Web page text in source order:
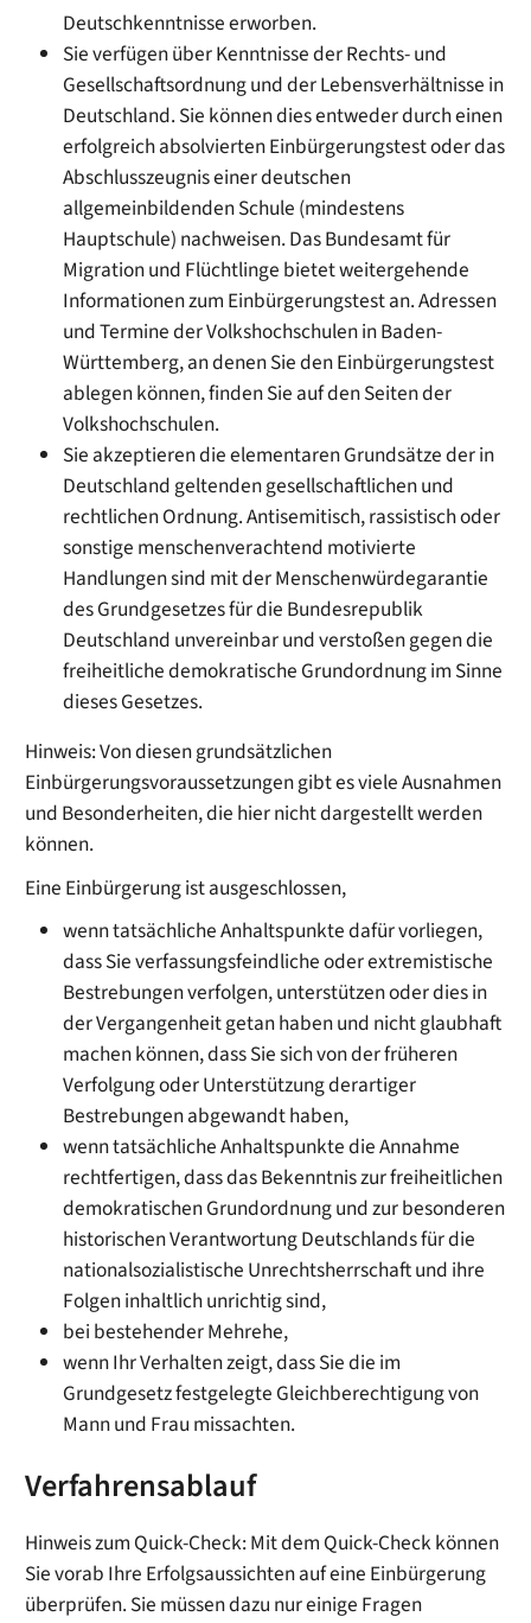
Deutschkenntnisse erworben.
Sie verfügen über Kenntnisse der Rechts- und
Gesellschaftsordnung und der Lebensverhältnisse in
Deutschland. Sie können dies entweder durch einen
erfolgreich absolvierten Einbürgerungstest oder das
Abschlusszeugnis einer deutschen
allgemeinbildenden Schule (mindestens
Hauptschule) nachweisen. Das Bundesamt für
Migration und Flüchtlinge bietet weitergehende
Informationen zum Einbürgerungstest an. Adressen
und Termine der Volkshochschulen in Baden-
Württemberg, an denen Sie den Einbürgerungstest
ablegen können, finden Sie auf den Seiten der
Volkshochschulen.
Sie akzeptieren die elementaren Grundsätze der in
Deutschland geltenden gesellschaftlichen und
rechtlichen Ordnung. Antisemitisch, rassistisch oder
sonstige menschenverachtend motivierte
Handlungen sind mit der Menschenwürdegarantie
des Grundgesetzes für die Bundesrepublik
Deutschland unvereinbar und verstoßen gegen die
freiheitliche demokratische Grundordnung im Sinne
dieses Gesetzes.
Hinweis: Von diesen grundsätzlichen
Einbürgerungsvoraussetzungen gibt es viele Ausnahmen
und Besonderheiten, die hier nicht dargestellt werden
können.
Eine Einbürgerung ist ausgeschlossen,
wenn tatsächliche Anhaltspunkte dafür vorliegen,
dass Sie verfassungsfeindliche oder extremistische
Bestrebungen verfolgen, unterstützen oder dies in
der Vergangenheit getan haben und nicht glaubhaft
machen können, dass Sie sich von der früheren
Verfolgung oder Unterstützung derartiger
Bestrebungen abgewandt haben,
wenn tatsächliche Anhaltspunkte die Annahme
rechtfertigen, dass das Bekenntnis zur freiheitlichen
demokratischen Grundordnung und zur besonderen
historischen Verantwortung Deutschlands für die
nationalsozialistische Unrechtsherrschaft und ihre
Folgen inhaltlich unrichtig sind,
bei bestehender Mehrehe,
wenn Ihr Verhalten zeigt, dass Sie die im
Grundgesetz festgelegte Gleichberechtigung von
Mann und Frau missachten.
Verfahrensablauf
Hinweis zum Quick-Check: Mit dem Quick-Check können
Sie vorab Ihre Erfolgsaussichten auf eine Einbürgerung
überprüfen. Sie müssen dazu nur einige Fragen